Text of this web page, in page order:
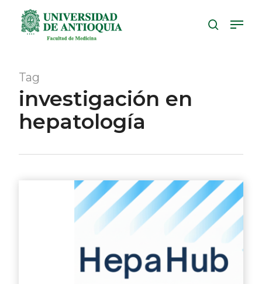
search
Menu
Tag
investigación en
hepatología